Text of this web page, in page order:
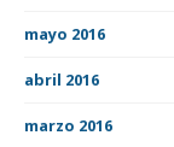
mayo 2016
abril 2016
marzo 2016